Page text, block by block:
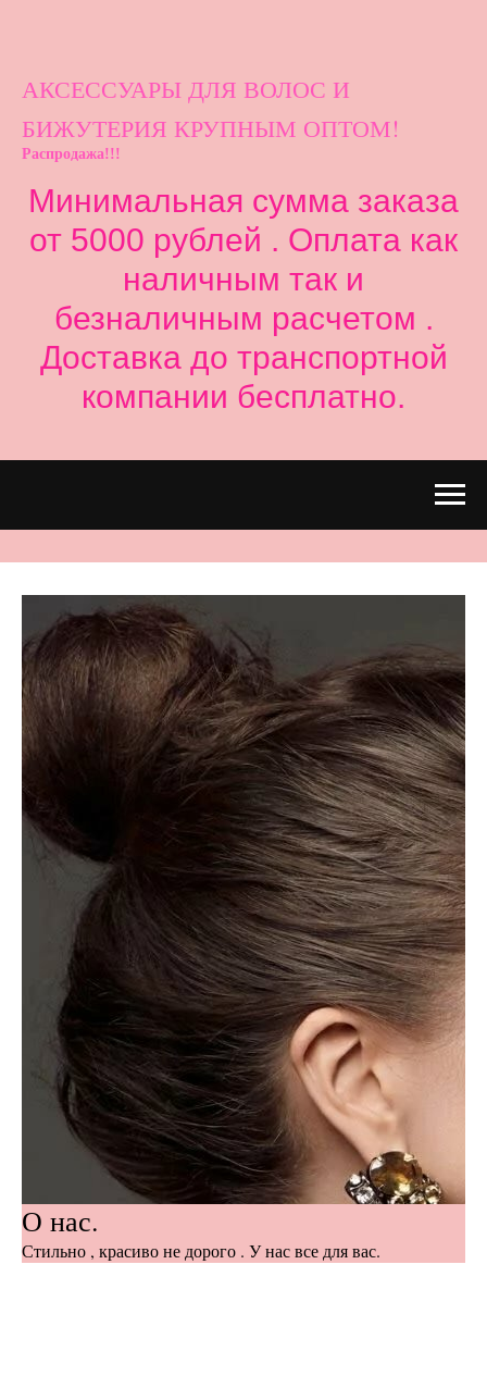
АКСЕССУАРЫ ДЛЯ ВОЛОС И
БИЖУТЕРИЯ КРУПНЫМ ОПТОМ!
Распродажа!!!
Минимальная сумма заказа
от 5000 рублей . Оплата как
наличным так и
безналичным расчетом .
Доставка до транспортной
компании бесплатно.
О нас.
Стильно , красиво не дорого . У нас все для вас.